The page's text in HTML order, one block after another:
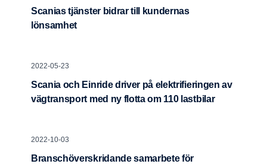
Scanias tjänster bidrar till kundernas
lönsamhet
2022-05-23
Scania och Einride driver på elektrifieringen av
vägtransport med ny flotta om 110 lastbilar
2022-10-03
Branschöverskridande samarbete för